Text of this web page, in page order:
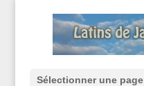
Sélectionner une page